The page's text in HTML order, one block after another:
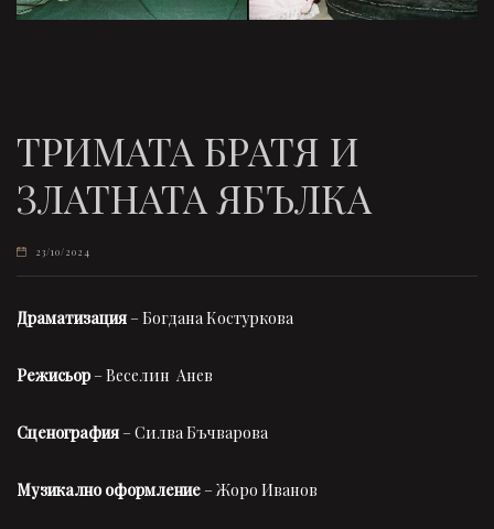
ТРИМАТА БРАТЯ И
ЗЛАТНАТА ЯБЪЛКА
23/10/2024
Драматизация – Богдана Костуркова
Режисьор– Веселин Анев
Сценография – Силва Бъчварова
Музикално оформление – Жоро Иванов